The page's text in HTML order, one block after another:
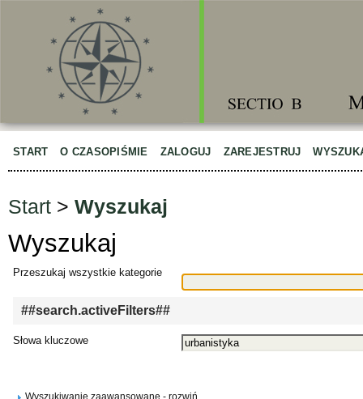
START O CZASOPIŚMIE ZALOGUJ ZAREJESTRUJ
Start > Wyszukaj
Wyszukaj
Przeszukaj wszystkie kategorie
##search.activeFilters##
Słowa kluczowe
Wyszukiwanie zaawansowane - rozwiń